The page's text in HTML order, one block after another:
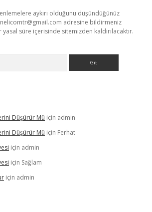
aykırı olduğunu düşündüğünüz
adresine bildirmeniz
süre içerisinde sitemizden kaldırılacaktır.
Düşürür Mü için admin
Düşürür Mü için Ferhat
için admin
için Sağlam
için admin